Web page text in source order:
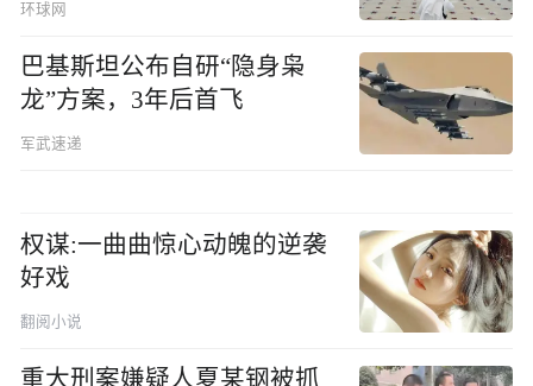
环球网
巴基斯坦公布自研“隐身枭
龙”方案，3年后首飞
军武速递
权谋:一曲曲惊心动魄的逆袭
好戏
翻阅小说
重大刑案嫌疑人夏某钢被抓